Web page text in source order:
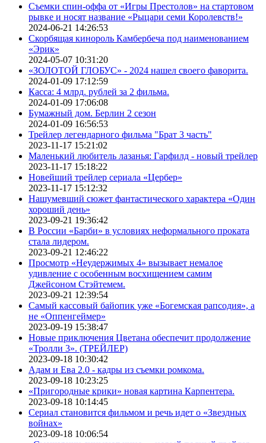
Съемки спин-оффа от «Игры Престолов» на стартовом
рывке и носят название «Рыцари семи Королевств!»
2024-06-21 14:26:53
Скорбящая кинороль Камбербеча под наименованием
«Эрик»
2024-05-07 10:31:20
«ЗОЛОТОЙ ГЛОБУС» - 2024 нашел своего фаворита.
2024-01-09 17:12:59
Касса: 4 млрд. рублей за 2 фильма.
2024-01-09 17:06:08
Бумажный дом. Берлин 2 сезон
2024-01-09 16:56:53
Трейлер легендарного фильма "Брат 3 часть"
2023-11-17 15:21:02
Маленький любитель лазанья: Гарфилд - новый трейлер
2023-11-17 15:18:22
Новейший трейлер сериала «Цербер»
2023-11-17 15:12:32
Нашумевший сюжет фантастического характера «Один
хороший день»
2023-09-21 19:36:42
В России «Барби» в условиях неформального проката
стала лидером.
2023-09-21 12:46:22
Просмотр «Неудержимых 4» вызывает немалое
удивление с особенным восхищением самим
Джейсоном Стэйтемем.
2023-09-21 12:39:54
Самый кассовый байопик уже «Богемская рапсодия», а
не «Оппенгеймер»
2023-09-19 15:38:47
Новые приключения Цветана обеспечит продолжение
«Тролли 3». (ТРЕЙЛЕР)
2023-09-18 10:30:42
Адам и Ева 2.0 - кадры из съемки ромкома.
2023-09-18 10:23:25
«Пригородные крики» новая картина Карпентера.
2023-09-18 10:14:45
Сериал становится фильмом и речь идет о «Звездных
войнах»
2023-09-18 10:06:54